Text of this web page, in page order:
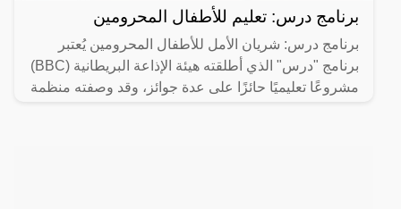
برنامج درس: تعليم للأطفال المحرومين
برنامج درس: شريان الأمل للأطفال المحرومين يُعتبر
برنامج "درس" الذي أطلقته هيئة الإذاعة البريطانية (BBC)
مشروعًا تعليميًا حائزًا على عدة جوائز، وقد وصفته منظمة